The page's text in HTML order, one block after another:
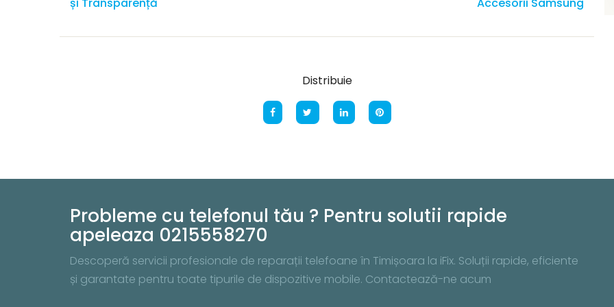
Distribuie
Probleme cu telefonul tău ? Pentru solutii rapide
apeleaza 0215558270
Descoperă servicii profesionale de reparații telefoane în Timișoara la iFix. Soluții rapide, eficiente
și garantate pentru toate tipurile de dispozitive mobile. Contactează-ne acum